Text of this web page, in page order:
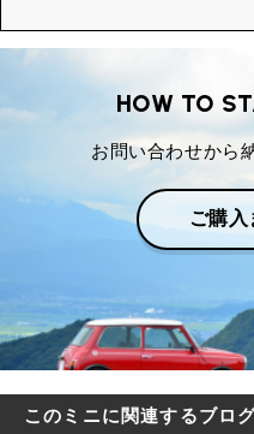
HOW TO
お問い合わせから
ご購入
このミニに関連するブロ